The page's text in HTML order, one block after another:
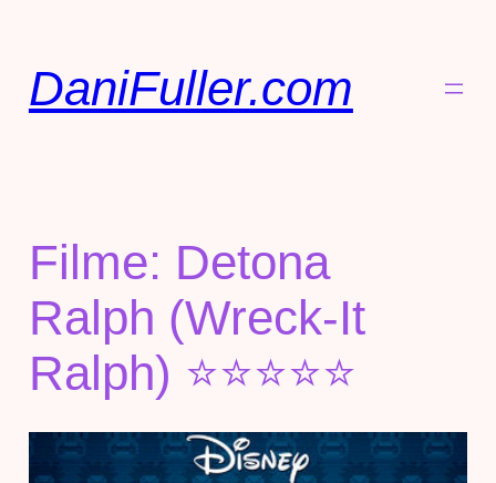
DaniFuller.com
Filme: Detona
Ralph (Wreck-It
Ralph) ⭐⭐⭐⭐⭐